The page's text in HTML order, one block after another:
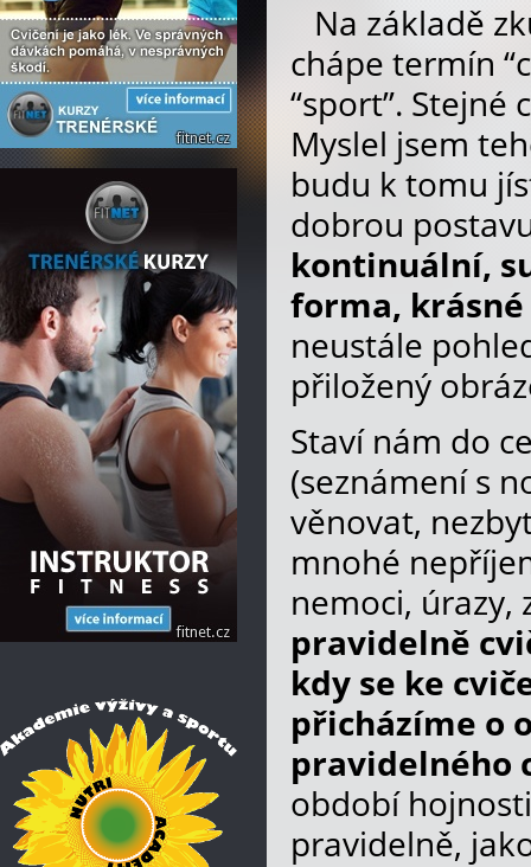
Na základě
chápe termín
“sport”.
Myslel jsem
budu k tomu
dobrou
kontinuální,
forma,
neustále
přiložený
Staví nám do
(seznámení s
věnovat,
mnohé
nemoci, úrazy,
pravidelně
kdy se ke
přicházíme o
pravidelného
období
pravidelně,